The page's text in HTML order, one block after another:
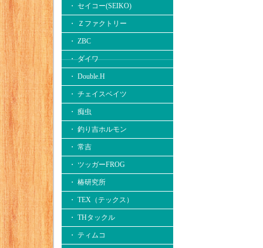
・ セイコー(SEIKO)
・ Ｚファクトリー
・ ZBC
・ ダイワ
・ Double.H
・ チェイスベイツ
・ 痴虫
・ 釣り吉ホルモン
・ 常吉
・ ツッガーFROG
・ 椿研究所
・ TEX（テックス）
・ THタックル
・ ティムコ